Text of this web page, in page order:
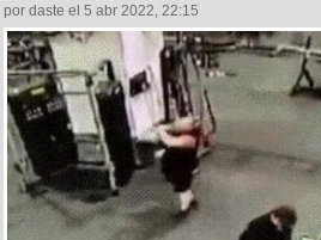
por daste el 5 abr 2022, 22:15